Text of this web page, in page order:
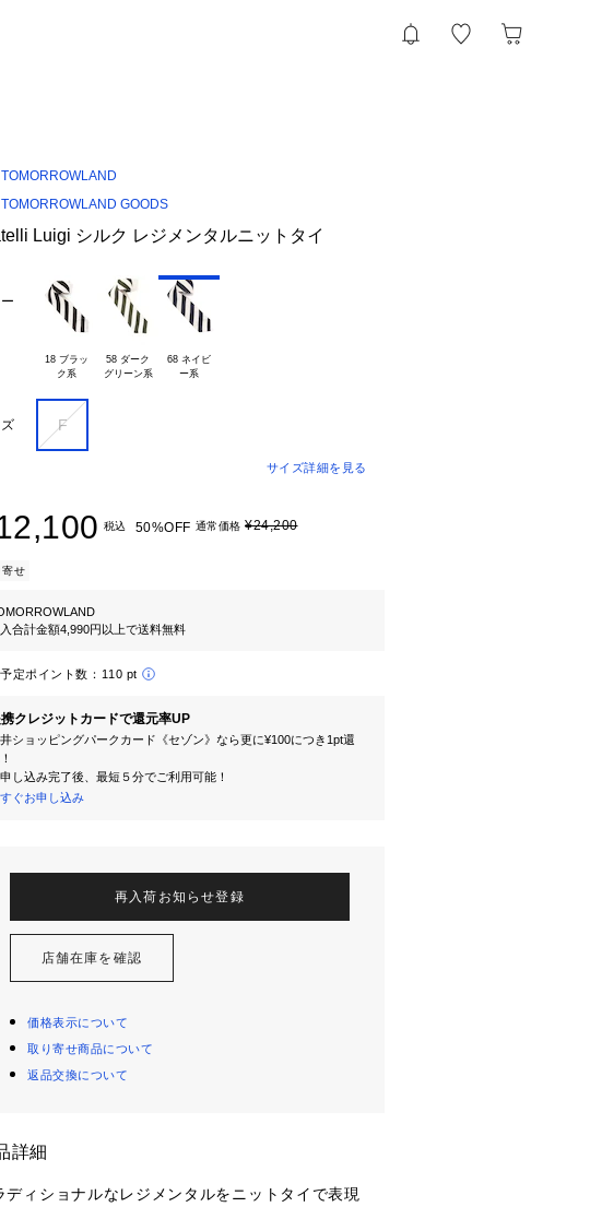
TOMORROWLAND
TOMORROWLAND GOODS
Luigi シルク レジメンタルニットタイ
18 ブラッ
58 ダーク
グリーン系
68 ネイビ
F
サイズ詳細を見る
税込 50%OFF 通常価格 ¥24,200
寄せ
合計金額4,990円以上で送料無料
定ポイント数： 110 pt
クレジットカードで還元率UP
ショッピングパークカード《セゾン》なら更に¥100につき1pt還
し込み完了後、最短５分でご利用可能！
ぐお申し込み
再入荷お知らせ登録
店舗在庫を確認
価格表示について
取り寄せ商品について
返品交換について
詳細
ディショナルなレジメンタルをニットタイで表現